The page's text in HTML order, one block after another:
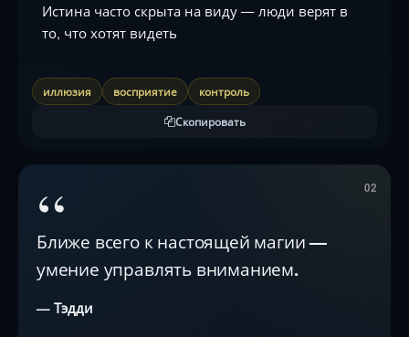
Истина часто скрыта на виду — люди верят в
то, что хотят видеть
иллюзия восприятие контроль
Скопировать
02
“
Ближе всего к настоящей магии —
умение управлять вниманием.
— Тэдди